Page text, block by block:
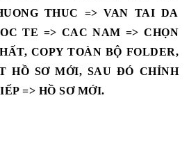
THUC => VAN TAI DA
TE => CAC NAM => CHỌN
COPY TOÀN BỘ FOLDER,
HỒ SƠ MỚI, SAU ĐÓ CHỈNH
=> HỒ SƠ MỚI.